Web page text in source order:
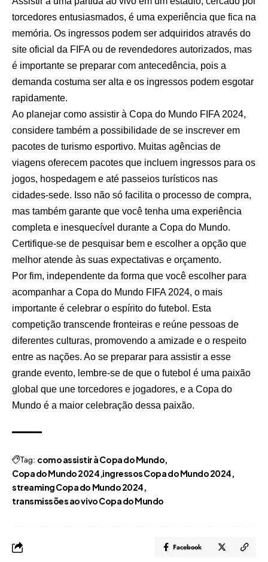
torcedores entusiasmados, é uma experiência que fica na
memória. Os ingressos podem ser adquiridos através do
site oficial da FIFA ou de revendedores autorizados, mas
é importante se preparar com antecedência, pois a
demanda costuma ser alta e os ingressos podem esgotar
rapidamente.
Ao planejar como assistir à Copa do Mundo FIFA 2024,
considere também a possibilidade de se inscrever em
pacotes de turismo esportivo. Muitas agências de
viagens oferecem pacotes que incluem ingressos para os
jogos, hospedagem e até passeios turísticos nas
cidades-sede. Isso não só facilita o processo de compra,
mas também garante que você tenha uma experiência
completa e inesquecível durante a Copa do Mundo.
Certifique-se de pesquisar bem e escolher a opção que
melhor atende às suas expectativas e orçamento.
Por fim, independente da forma que você escolher para
acompanhar a Copa do Mundo FIFA 2024, o mais
importante é celebrar o espírito do futebol. Esta
competição transcende fronteiras e reúne pessoas de
diferentes culturas, promovendo a amizade e o respeito
entre as nações. Ao se preparar para assistir a esse
grande evento, lembre-se de que o futebol é uma paixão
global que une torcedores e jogadores, e a Copa do
Mundo é a maior celebração dessa paixão.
Tag: como assistir à Copa do Mundo
Copa do Mundo 2024 ingressos Copa do Mundo 2024
streaming Copa do Mundo 2024
transmissões ao vivo Copa do Mundo
Facebook